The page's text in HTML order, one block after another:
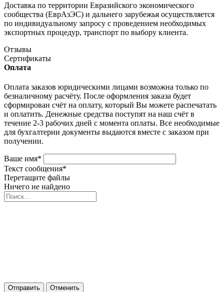
Доставка по территории Евразийского экономического
сообщества (ЕврАзЭС) и дальнего зарубежья осуществляется
по индивидуальному запросу с проведением необходимых
экспортных процедур, транспорт по выбору клиента.
Отзывы
Сертификаты
Оплата
Оплата заказов юридическими лицами возможна только по
безналичному расчёту. После оформления заказа будет
сформирован счёт на оплату, который Вы можете распечатать
и оплатить. Денежные средства поступят на наш счёт в
течение 2-3 рабочих дней с момента оплаты. Все необходимые
для бухгалтерии документы выдаются вместе с заказом при
получении.
Ваше имя*
Текст сообщения*
Перетащите файлы
Ничего не найдено
Отправить Отменить